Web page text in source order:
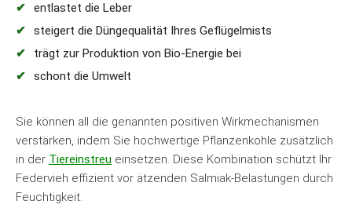
entlastet die Leber
steigert die Düngequalität Ihres Geflügelmists
trägt zur Produktion von Bio-Energie bei
schont die Umwelt
Sie können all die genannten positiven Wirkmechanismen
verstärken, indem Sie hochwertige Pflanzenkohle zusätzlich
in der Tiereinstreu einsetzen. Diese Kombination schützt Ihr
Federvieh effizient vor ätzenden Salmiak-Belastungen durch
Feuchtigkeit.